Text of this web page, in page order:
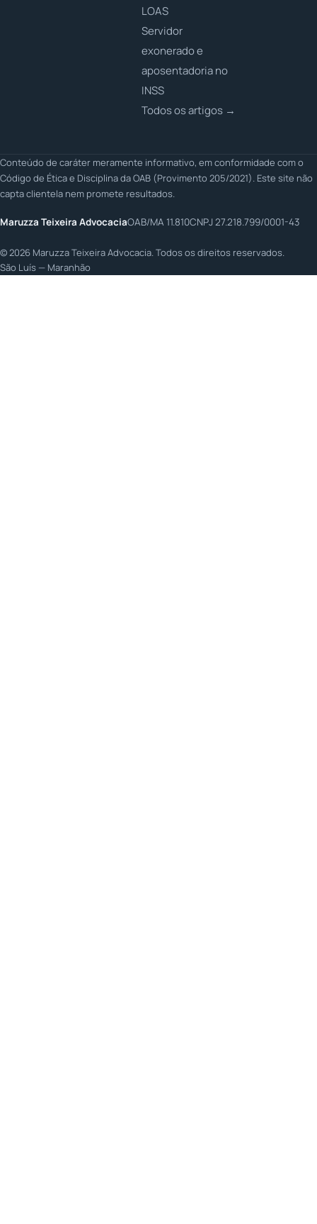
LOAS
Servidor
exonerado e
aposentadoria no
INSS
Todos os artigos →
Conteúdo de caráter meramente informativo, em conformidade com o
Código de Ética e Disciplina da OAB (Provimento 205/2021). Este site não
capta clientela nem promete resultados.
Maruzza Teixeira AdvocaciaOAB/MA 11.810CNPJ 27.218.799/0001-43
©2026 Maruzza Teixeira Advocacia. Todos os direitos reservados.
São Luís — Maranhão